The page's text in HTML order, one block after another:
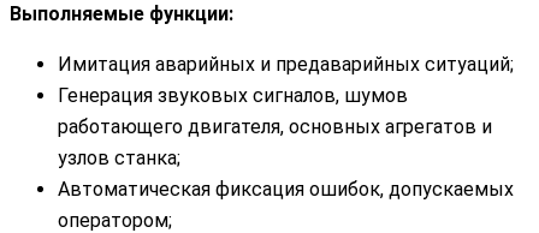
Выполняемые функции:
Имитация аварийных и предаварийных ситуаций;
Генерация звуковых сигналов, шумов
работающего двигателя, основных агрегатов и
узлов станка;
Автоматическая фиксация ошибок, допускаемых
оператором;